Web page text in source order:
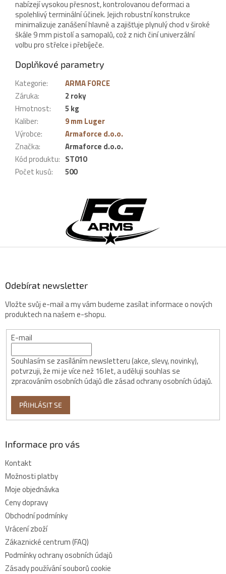
nabízejí vysokou přesnost, kontrolovanou deformaci a
spolehlivý terminální účinek. Jejich robustní konstrukce
minimalizuje zanášení hlavně a zajišťuje plynulý chod v široké
škále 9 mm pistolí a samopalů, což z nich činí univerzální
volbu pro střelce i přebíječe.
Doplňkové parametry
Kategorie:
ARMA FORCE
Záruka:
2 roky
Hmotnost:
5 kg
Kaliber:
9 mm Luger
Výrobce:
Armaforce d.o.o.
Značka:
Armaforce d.o.o.
Kód produktu: ST010
Počet kusů: 500
t
Odebírat newsletter
Vložte svůj e-mail a my vám budeme zasílat informace o nových
produktech na našem e-shopu.
E-mail
Souhlasím se zasíláním newsletteru (akce, slevy, novinky),
potvrzuji, že mi je více než 16 let, a uděluji souhlas se
zpracováním osobních údajů dle zásad ochrany osobních údajů.
PŘIHLÁSIT SE
Informace pro vás
Kontakt
Možnosti platby
Moje objednávka
Ceny dopravy
Obchodní podmínky
Vrácení zboží
Zákaznické centrum (FAQ)
Podmínky ochrany osobních údajů
Zásady používání souborů cookie